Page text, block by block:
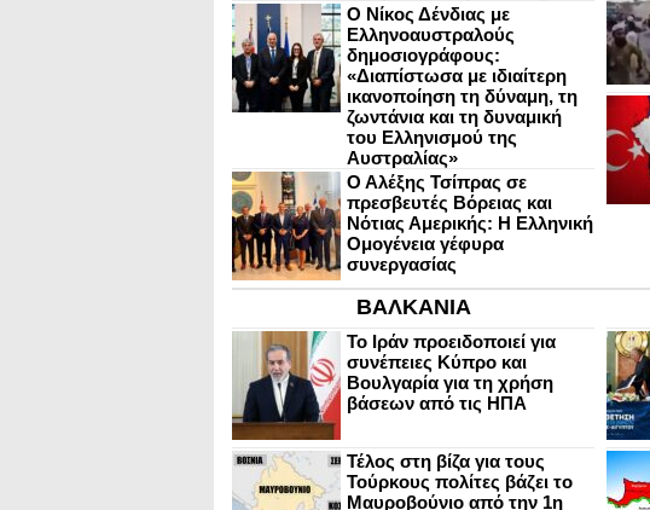
Ο Νίκος Δένδιας με
Ελληνοαυστραλούς
δημοσιογράφους:
«Διαπίστωσα με ιδιαίτερη
ικανοποίηση τη δύναμη, τη
ζωντάνια και τη δυναμική
του Ελληνισμού της
Αυστραλίας»
Ο Αλέξης Τσίπρας σε
πρεσβευτές Βόρειας και
Νότιας Αμερικής: Η Ελληνική
Ομογένεια γέφυρα
συνεργασίας
ΒΑΛΚΑΝΙΑ
Το Ιράν προειδοποιεί για
συνέπειες Κύπρο και
Βουλγαρία για τη χρήση
βάσεων από τις ΗΠΑ
Τέλος στη βίζα για τους
Τούρκους πολίτες βάζει το
Μαυροβούνιο από την 1η